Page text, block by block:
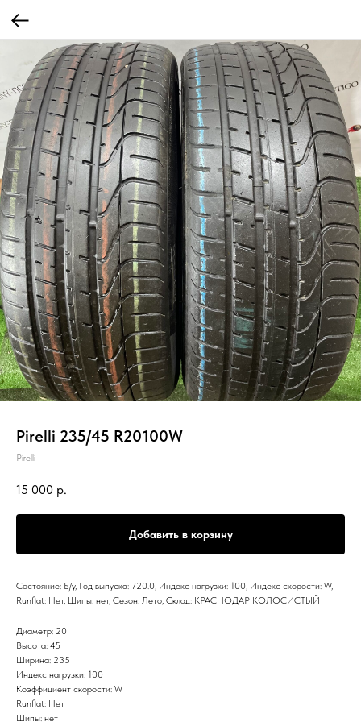
Pirelli 235/45 R20100W
Pirelli
15 000 р.
Добавить в корзину
Состояние: Б/у, Год выпуска: 720.0, Индекс нагрузки: 100, Индекс скорости: W,
Runflat: Нет, Шипы: нет, Сезон: Лето, Склад: КРАСНОДАР КОЛОСИСТЫЙ
Диаметр: 20
Высота: 45
Ширина: 235
Индекс нагрузки: 100
Коэффициент скорости: W
Runflat: Нет
Шипы: нет